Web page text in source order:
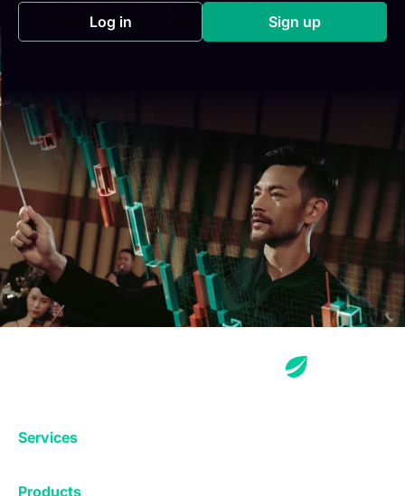
Log in(opens in a new tab) Sign up(opens in a
Services
Products